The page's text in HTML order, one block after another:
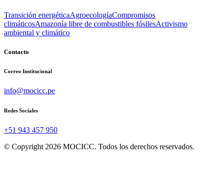
Transición energéticaAgroecologíaCompromisos
climáticosAmazonía libre de combustibles fósilesActivismo
ambiental y climático
Contacto
Correo Institucional
info@mocicc.pe
Redes Sociales
+51 943 457 950
© Copyright 2026 MOCICC. Todos los derechos reservados.